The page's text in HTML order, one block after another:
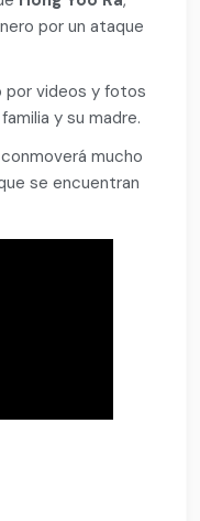
por un ataque
por videos y fotos
y su madre.
mucho
se encuentran